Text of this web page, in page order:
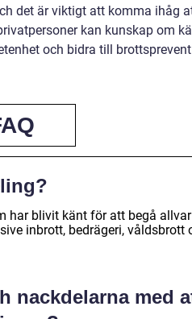
det är viktigt att komma ihåg
kan kunskap om
och bidra till
har blivit känt för att begå
inbrott, bedrägeri, våldsbrott
nackdelarna med